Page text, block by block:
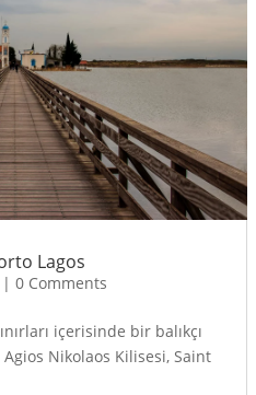
Lagos
0 Comments
içerisinde bir balıkçı
Nikolaos Kilisesi, Saint